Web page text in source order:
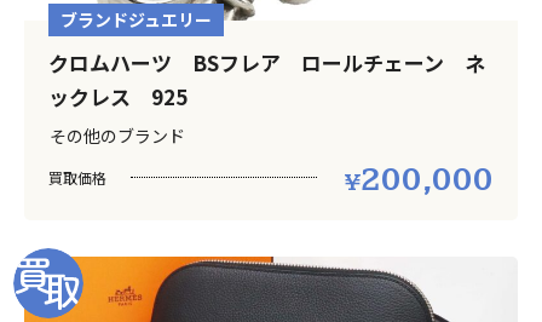
ブランドジュエリー
クロムハーツ BSフレア ロールチェーン ネ
ックレス 925
その他のブランド
買取価格 200,000